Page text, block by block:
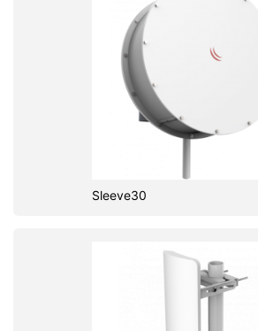
Sleeve30